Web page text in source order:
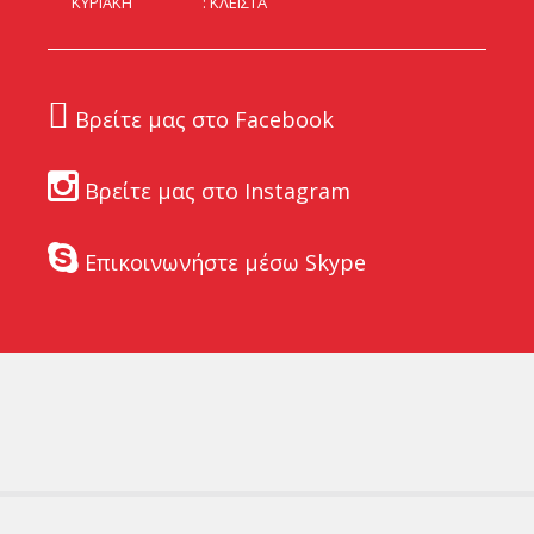
Βρείτε μας στο Facebook
Βρείτε μας στο Instagram
Επικοινωνήστε μέσω Skype